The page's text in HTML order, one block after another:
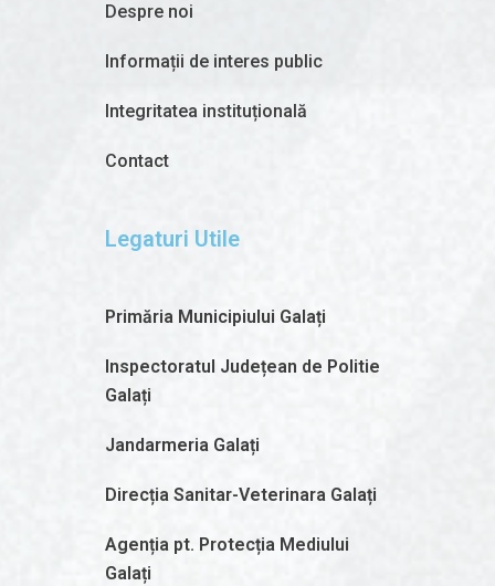
Despre noi
Informații de interes public
Integritatea instituțională
Contact
Legaturi Utile
Primăria Municipiului Galați
Inspectoratul Județean de Politie
Galați
Jandarmeria Galați
Direcția Sanitar-Veterinara Galați
Agenția pt. Protecția Mediului
Galați